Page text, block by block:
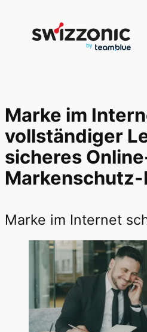
Marke im
vollständiger
sicheres
Marke im Internet